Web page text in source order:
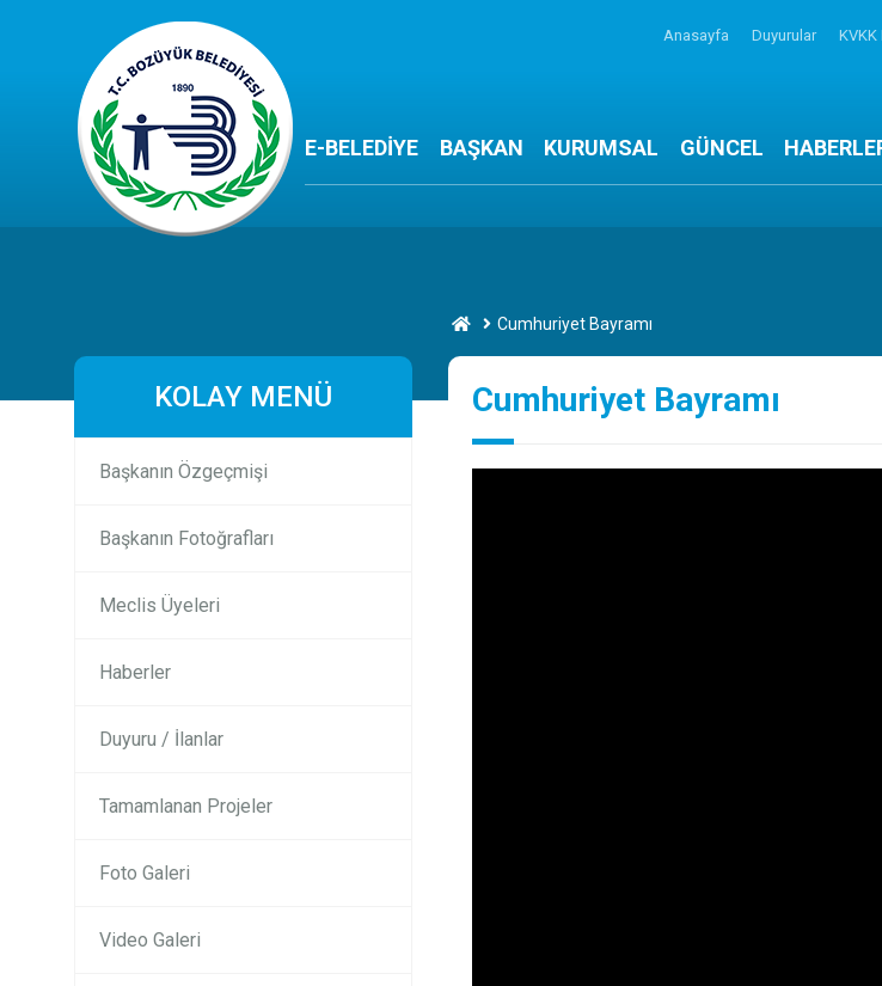
Anasayfa Duyurular
E-BELEDİYE BAŞKAN KURUMSAL GÜNCEL
Cumhuriyet Bayramı
KOLAY MENÜ
Başkanın Özgeçmişi
Başkanın Fotoğrafları
Meclis Üyeleri
Haberler
Duyuru / İlanlar
Tamamlanan Projeler
Foto Galeri
Video Galeri
Cumhuriyet Bayramı